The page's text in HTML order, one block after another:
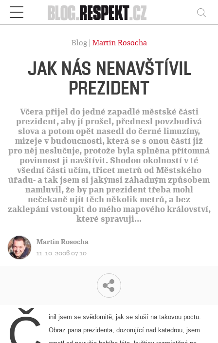
Respekt
Blog | Martin Rosocha
JAK NÁS NENAVŠTÍVIL
PREZIDENT
Včera přijel do jedné zapadlé městské části
prezident, aby jí prošel, přednesl povzbudivá
slova a potom opět nasedl do černé limuzíny,
mizeje v budoucnosti, která se s onou částí již
pro něj neslučuje, protože byla splněna přítomná
povinnost ji navštívit. Shodou okolností v té
všední části učím, třicet metrů od Městského
úřadu- a tak jsem si jakýmsi záhadným způsobem
namluvil, že by pan prezident třeba mohl
nečekaně ujít těch několik metrů, a bez
zaklepání vstoupit do mého mapového království,
které spravuji...
Martin Rosocha
11. 10. 2006 07:10
inil jsem se svědomitě, jak se sluší na takovou poctu.
Obraz pana prezidenta, dozorující nad katedrou, jsem